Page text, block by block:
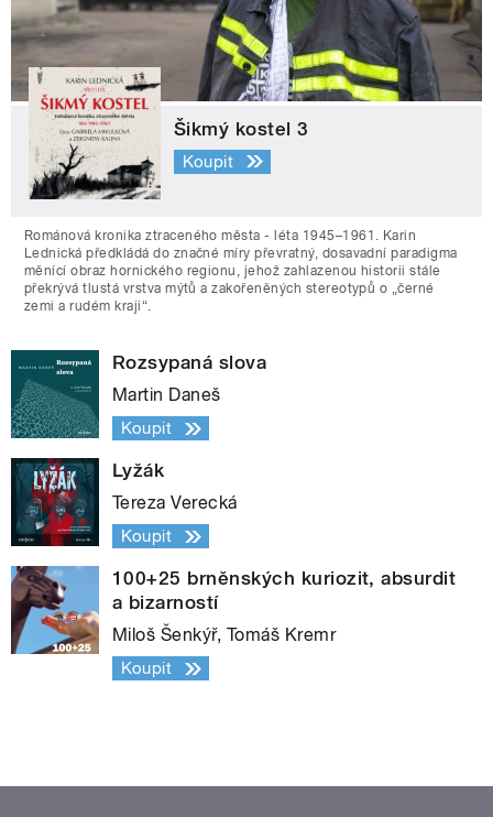
Šikmý kostel 3
Koupit
Románová kronika ztraceného města - léta 1945–1961. Karin
Lednická předkládá do značné míry převratný, dosavadní paradigma
měnící obraz hornického regionu, jehož zahlazenou historii stále
překrývá tlustá vrstva mýtů a zakořeněných stereotypů o „černé
zemi a rudém kraji“.
Rozsypaná slova
Martin Daneš
Koupit
Lyžák
Tereza Verecká
Koupit
100+25 brněnských kuriozit, absurdit
a bizarností
Miloš Šenkýř, Tomáš Kremr
Koupit